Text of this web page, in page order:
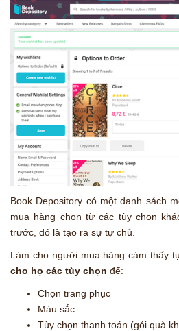
Book Depository có một danh sách
mua hàng chọn từ các tùy chọn
trước, đó là tạo ra sự tự chủ.
Làm cho người mua hàng cảm thấy
cho họ các tùy chọn để:
Chọn trang phục
Màu sắc
Tùy chọn thanh toán (gói quà